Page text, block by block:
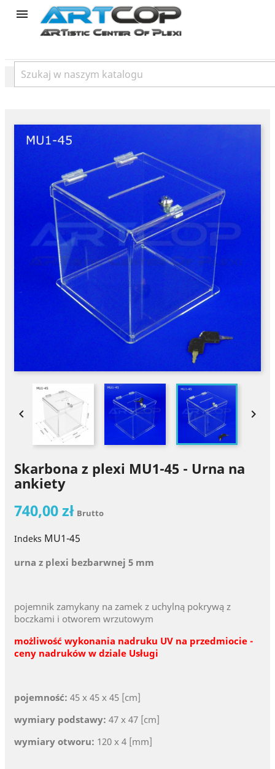
product

 
Skarbona z plexi MU1-45 - Urna na
ankiety
740,00 zł Brutto
Indeks MU1-45
urna z plexi bezbarwnej 5 mm
pojemnik zamykany na zamek z uchylną pokrywą z
boczkami i otworem wrzutowym
możliwość wykonania nadruku UV na przedmiocie -
ceny nadruków w dziale Usługi
pojemność: 45 x 45 x 45 [cm]
wymiary podstawy: 47 x 47 [cm]
wymiary otworu: 120 x 4 [mm]